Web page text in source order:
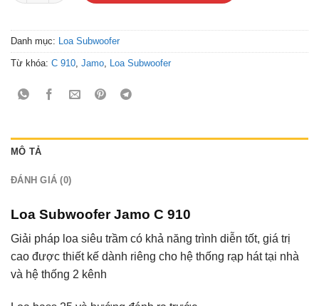
Danh mục: Loa Subwoofer
Từ khóa: C 910 Jamo Loa Subwoofer
MÔ TẢ
ĐÁNH GIÁ (0)
Loa Subwoofer Jamo C 910
Giải pháp loa siêu trầm có khả năng trình diễn tốt, giá trị
cao được thiết kế dành riêng cho hệ thống rạp hát tại nhà
và hệ thống 2 kênh